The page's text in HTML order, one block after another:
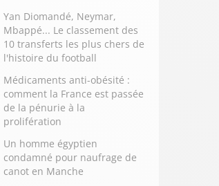
Yan Diomandé, Neymar,
Mbappé... Le classement des
10 transferts les plus chers de
l'histoire du football
Médicaments anti-obésité :
comment la France est passée
de la pénurie à la
prolifération
Un homme égyptien
condamné pour naufrage de
canot en Manche